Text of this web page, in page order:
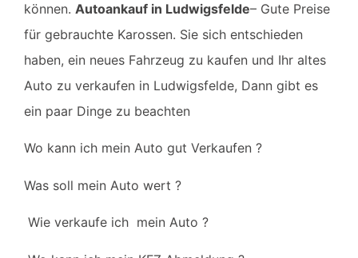
können. Autoankauf in Ludwigsfelde– Gute Preise
für gebrauchte Karossen. Sie sich entschieden
haben, ein neues Fahrzeug zu kaufen und Ihr altes
Auto zu verkaufen in Ludwigsfelde, Dann gibt es
ein paar Dinge zu beachten
Wo kann ich mein Auto gut Verkaufen ?
Was soll mein Auto wert ?
Wie verkaufe ich mein Auto ?